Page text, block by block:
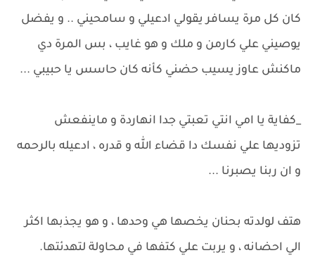
كان كل مرة يسافر يقولي ادعيلي و سامحيني .. و يفضل
يوصيني علي كارمن و ملك و هو غايب ، بس المرة دي
ماكنش عاوز يسيب حضني كأنه كان حاسس يا حبيبي ...
_كفاية يا امي انتي تعبتي جدا انهاردة و ماينفعش
تزوديها علي نفسك دا قضاء الله و قدره ، ادعيله بالرحمه
و ان ربنا يصبرنا ...
هتف لولدته بحنان يخصها هي وحدها ، و هو يجذبها اكثر
الي احضانه ، و يربت علي كتفها في محاولة لتهدئتها.